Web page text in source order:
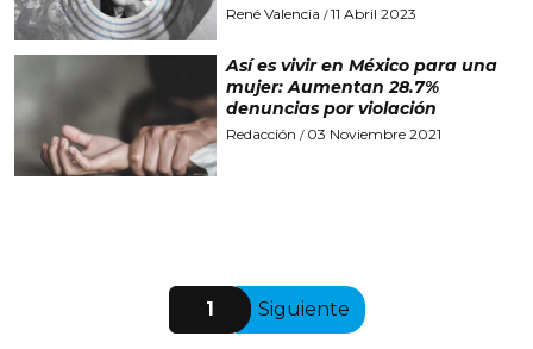
René Valencia /11 Abril 2023
Así es vivir en México para una
mujer: Aumentan 28.7%
denuncias por violación
Redacción / 03 Noviembre 2021
1 Siguiente